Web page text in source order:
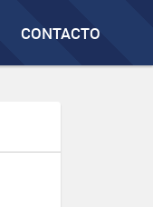
CONTACTO